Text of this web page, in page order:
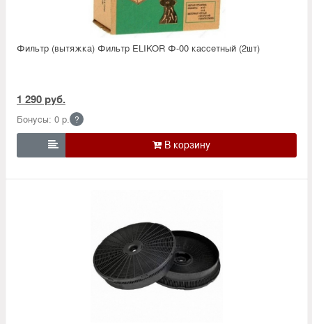
Фильтр (вытяжка) Фильтр ELIKOR Ф-00 кассетный (2шт)
1 290 руб.
Бонусы: 0 р. ?
